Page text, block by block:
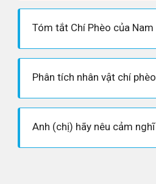
Phân tích nhân vật chí phèo